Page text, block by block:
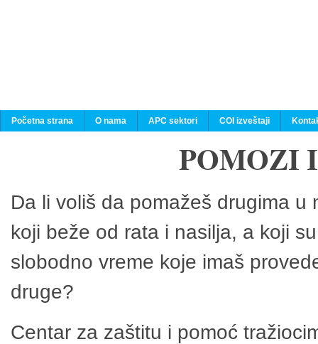
Početna strana O nama APC sektori COI izveštaji
POMOZI
Da li voliš da pomažeš drugima
koji beže od rata i nasilja, a koji
slobodno vreme koje imaš
druge?
Centar za zaštitu i pomoć